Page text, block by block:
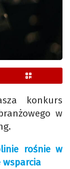
konkurs
w
rośnie w
wsparcia